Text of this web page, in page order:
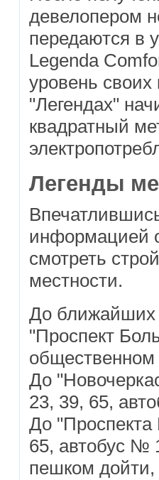
девелопером
передаются в
Legenda
уровень
"Легендах"
квадратный
Легенды
информацией
смотреть
местности.
До ближайших
"Проспект
общественном
До
23, 39, 65,
До
65, автобус №
пешком дойти,